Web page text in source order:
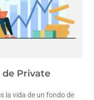
Private
la vida de un fondo de